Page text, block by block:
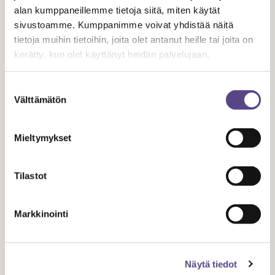
alan kumppaneillemme tietoja siitä, miten käytät
sivustoamme. Kumppanimme voivat yhdistää näitä
tietoja muihin tietoihin, joita olet antanut heille tai joita on
kerätty, kun olet käyttänyt heidän palvelujaan.
valinta
Välttämätön
Mieltymykset
Tilastot
Markkinointi
Näytä tiedot
yhdenvertaisuus- ja häirinnän
ennaltaehkäisykoulutus 14.5.2019
TUNNE OIKEUTESI
2021